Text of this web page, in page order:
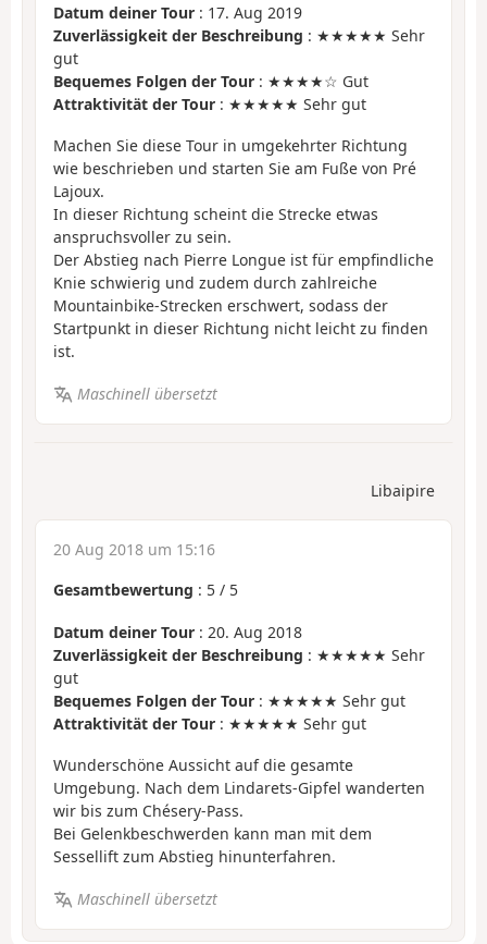
Datum deiner Tour : 17. Aug 2019
Zuverlässigkeit der Beschreibung : ★★★★★ Sehr
gut
Bequemes Folgen der Tour : ★★★★☆ Gut
Attraktivität der Tour : ★★★★★ Sehr gut
Machen Sie diese Tour in umgekehrter Richtung
wie beschrieben und starten Sie am Fuße von Pré
Lajoux.
In dieser Richtung scheint die Strecke etwas
anspruchsvoller zu sein.
Der Abstieg nach Pierre Longue ist für empfindliche
Knie schwierig und zudem durch zahlreiche
Mountainbike-Strecken erschwert, sodass der
Startpunkt in dieser Richtung nicht leicht zu finden
ist.
Maschinell übersetzt
Libaipire
20 Aug 2018 um 15:16
Gesamtbewertung : 5 / 5
Datum deiner Tour : 20. Aug 2018
Zuverlässigkeit der Beschreibung : ★★★★★ Sehr
gut
Bequemes Folgen der Tour : ★★★★★ Sehr gut
Attraktivität der Tour : ★★★★★ Sehr gut
Wunderschöne Aussicht auf die gesamte
Umgebung. Nach dem Lindarets-Gipfel wanderten
wir bis zum Chésery-Pass.
Bei Gelenkbeschwerden kann man mit dem
Sessellift zum Abstieg hinunterfahren.
Maschinell übersetzt